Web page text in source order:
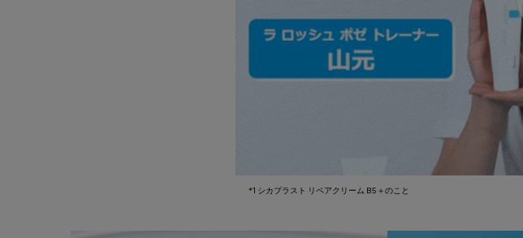
*1 シカプラスト リペアクリーム B5＋のこと